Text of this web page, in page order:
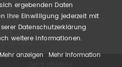
ergebenden Daten
Ihre Einwilligung jederzeit mit
Datenschutzerklärung
weitere Informationen.
Mehr anzeigen Mehr Information